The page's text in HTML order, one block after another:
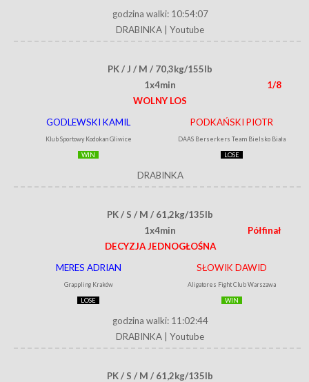
godzina walki: 10:54:07
DRABINKA
Youtube
PK / J / M / 70,3kg/155lb
1x4min
1/8
WOLNY LOS
GODLEWSKI KAMIL
Klub Sportowy Kodokan Gliwice
WIN
PODKAŃSKI PIOTR
DAAS Berserkers Team Bielsko Biała
LOSE
DRABINKA
PK / S / M / 61,2kg/135lb
1x4min
Półfinał
DECYZJA JEDNOGŁOŚNA
MERES ADRIAN
Grappling Kraków
LOSE
SŁOWIK DAWID
Aligatores Fight Club Warszawa
WIN
godzina walki: 11:02:44
DRABINKA
Youtube
PK / S / M / 61,2kg/135lb